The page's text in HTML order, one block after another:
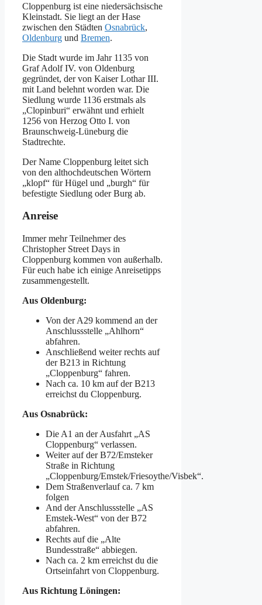
Cloppenburg ist eine niedersächsische
Kleinstadt. Sie liegt an der Hase
zwischen den Städten Osnabrück,
Oldenburg und Bremen.
Die Stadt wurde im Jahr 1135 von
Graf Adolf IV. von Oldenburg
gegründet, der von Kaiser Lothar III.
mit Land belehnt worden war. Die
Siedlung wurde 1136 erstmals als
„Clopinburi“ erwähnt und erhielt
1256 von Herzog Otto I. von
Braunschweig-Lüneburg die
Stadtrechte.
Der Name Cloppenburg leitet sich
von den althochdeutschen Wörtern
„klopf“ für Hügel und „burgh“ für
befestigte Siedlung oder Burg ab.
Anreise
Immer mehr Teilnehmer des
Christopher Street Days in
Cloppenburg kommen von außerhalb.
Für euch habe ich einige Anreisetipps
zusammengestellt.
Aus Oldenburg:
Von der A29 kommend an der
Anschlussstelle „Ahlhorn“
abfahren.
Anschließend weiter rechts auf
der B213 in Richtung
„Cloppenburg“ fahren.
Nach ca. 10 km auf der B213
erreichst du Cloppenburg.
Aus Osnabrück:
Die A1 an der Ausfahrt „AS
Cloppenburg“ verlassen.
Weiter auf der B72/Emsteker
Straße in Richtung
„Cloppenburg/Emstek/Friesoythe/Visbek“.
Dem Straßenverlauf ca. 7 km
folgen
And der Anschlussstelle „AS
Emstek-West“ von der B72
abfahren.
Rechts auf die „Alte
Bundesstraße“ abbiegen.
Nach ca. 2 km erreichst du die
Ortseinfahrt von Cloppenburg.
Aus Richtung Löningen: